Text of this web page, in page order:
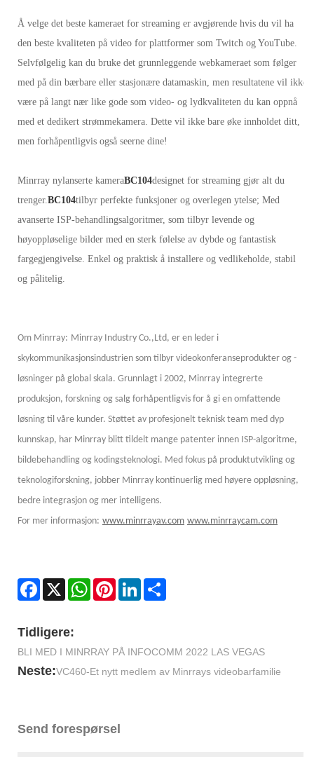
Å velge det beste kameraet for streaming er avgjørende hvis du vil ha
den beste kvaliteten på video for plattformer som Twitch og YouTube.
Selvfølgelig kan du bruke det grunnleggende webkameraet som følger
med på din bærbare eller stasjonære datamaskin, men resultatene vil ikke
være på langt nær like gode som video- og lydkvaliteten du kan oppnå
med et dedikert strømmekamera. Dette vil ikke bare øke innholdet ditt,
men forhåpentligvis også seerne dine!
Minrray nylanserte kameraBC104designet for streaming gjør alt du
trenger. BC104tilbyr perfekte funksjoner og overlegen ytelse; Med
avanserte ISP-behandlingsalgoritmer, som tilbyr levende og
høyoppløselige bilder med en sterk følelse av dybde og fantastisk
fargegjengivelse. Enkel og praktisk å installere og vedlikeholde, stabil
og pålitelig.
Om Minrray: Minrray Industry Co.,Ltd, er en leder i
skykommunikasjonsindustrien som tilbyr videokonferanseprodukter og -
løsninger på global skala. Grunnlagt i 2002, Minrray integrerte
produksjon, forskning og salg forhåpentligvis for å gi en omfattende
løsning til våre kunder. Støttet av profesjonelt teknisk team med dyp
kunnskap, har Minrray blitt tildelt mange patenter innen ISP-algoritme,
bildebehandling og kodingsteknologi. Med fokus på produktutvikling og
teknologiforskning, jobber Minrray kontinuerlig med høyere oppløsning,
bedre integrasjon og mer intelligens.
For mer informasjon: www.minrrayav.com www.minrraycam.com
Facebook
X WhatsAppPinterestLinkedIn
Tidligere:
BLI MED I MINRRAY PÅ INFOCOMM 2022 LAS VEGAS
Neste:VC460-Et nytt medlem av Minrrays videobarfamilie
Send forespørsel